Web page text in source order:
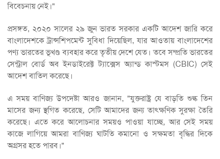
বিবেচনায় নেই।"
প্রসঙ্গত, ২০২০ সালের ২৯ জুন ভারত সরকার একটি আদেশ জারি করে
বাংলাদেশকে ট্রান্সশিপমেন্ট সুবিধা দিয়েছিল, যার আওতায় বাংলাদেশের
পণ্য ভারতের ভূখণ্ড ব্যবহার করে তৃতীয় দেশে যেত। তবে সম্প্রতি ভারতের
সেন্ট্রাল বোর্ড অব ইনডাইরেক্ট ট্যাক্সেস অ্যান্ড কাস্টমস (CBIC) সেই
আদেশ বাতিল করেছে।
এ সময় বাণিজ্য উপদেষ্টা আরও জানান, "যুক্তরাষ্ট্র যে বাড়তি শুল্ক তিন
মাসের জন্য স্থগিত করেছে, সেটি আমাদের জন্য তাৎক্ষণিক সুরক্ষা তৈরি
করেছে। এতে করে আলোচনার সময়ও পাওয়া যাচ্ছে, আর সেই সময়
কাজে লাগিয়ে আমরা বাণিজ্য ঘাটতি কমানো ও সক্ষমতা বৃদ্ধির দিকে
অগ্রসর হতে পারব।"